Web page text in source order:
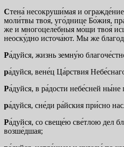
Стена́ несокруши́мая и
моли́твы твоя́, уго́днице Бо́жия,
же и многоцеле́бныя мо́щи твоя́
неоску́дно источа́ют. Мы же
Ра́дуйся, жизнь земну́ю
ра́дуйся, вене́ц Ца́рствия
Ра́дуйся, в ра́дости небе́сней
ра́дуйся, сне́ди ра́йския при́сно
Ра́дуйся, со свеще́ю све́тлою дел
возше́дшая;